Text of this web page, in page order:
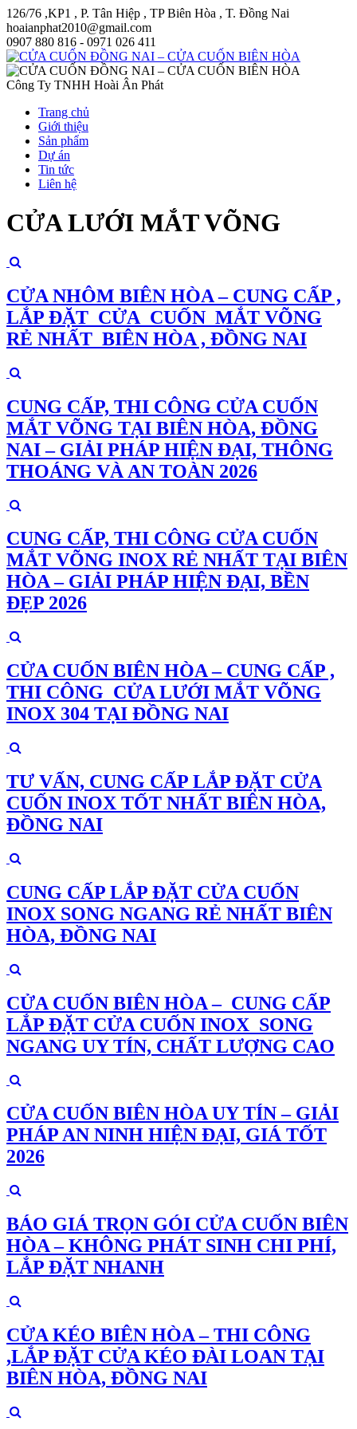
126/76 ,KP1 , P. Tân Hiệp , TP Biên Hòa , T. Đồng Nai
hoaianphat2010@gmail.com
0907 880 816 - 0971 026 411
Công Ty TNHH Hoài Ân Phát
Trang chủ
Giới thiệu
Sản phẩm
Dự án
Tin tức
Liên hệ
CỬA LƯỚI MẮT VÕNG
CỬA NHÔM BIÊN HÒA – CUNG CẤP ,
LẮP ĐẶT CỬA CUỐN MẮT VÕNG
RẺ NHẤT BIÊN HÒA , ĐỒNG NAI
CUNG CẤP, THI CÔNG CỬA CUỐN
MẮT VÕNG TẠI BIÊN HÒA, ĐỒNG
NAI – GIẢI PHÁP HIỆN ĐẠI, THÔNG
THOÁNG VÀ AN TOÀN 2026
CUNG CẤP, THI CÔNG CỬA CUỐN
MẮT VÕNG INOX RẺ NHẤT TẠI BIÊN
HÒA – GIẢI PHÁP HIỆN ĐẠI, BỀN
ĐẸP 2026
CỬA CUỐN BIÊN HÒA – CUNG CẤP ,
THI CÔNG CỬA LƯỚI MẮT VÕNG
INOX 304 TẠI ĐỒNG NAI
TƯ VẤN, CUNG CẤP LẮP ĐẶT CỬA
CUỐN INOX TỐT NHẤT BIÊN HÒA,
ĐỒNG NAI
CUNG CẤP LẮP ĐẶT CỬA CUỐN
INOX SONG NGANG RẺ NHẤT BIÊN
HÒA, ĐỒNG NAI
CỬA CUỐN BIÊN HÒA – CUNG CẤP
LẮP ĐẶT CỬA CUỐN INOX SONG
NGANG UY TÍN, CHẤT LƯỢNG CAO
CỬA CUỐN BIÊN HÒA UY TÍN – GIẢI
PHÁP AN NINH HIỆN ĐẠI, GIÁ TỐT
2026
BÁO GIÁ TRỌN GÓI CỬA CUỐN BIÊN
HÒA – KHÔNG PHÁT SINH CHI PHÍ,
LẮP ĐẶT NHANH
CỬA KÉO BIÊN HÒA – THI CÔNG
,LẮP ĐẶT CỬA KÉO ĐÀI LOAN TẠI
BIÊN HÒA, ĐỒNG NAI